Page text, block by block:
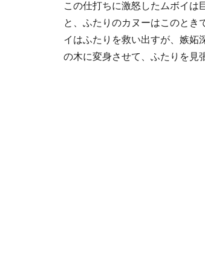
この仕打ちに激怒したムボイは
と、ふたりのカヌーはこのとき
イはふたりを救い出すが、嫉妬
の木に変身させて、ふたりを見